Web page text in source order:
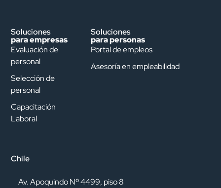
Soluciones
para empresas
Evaluación de
personal
Selección de
personal
Capacitación
Laboral
Soluciones
para personas
Portal de empleos
Asesoría en empleabilidad
Chile
Av. Apoquindo Nº 4499, piso 8